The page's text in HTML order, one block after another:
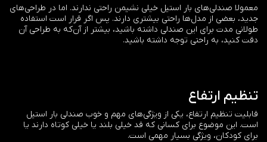
معمولا صندلی‌های بار استیل خیلی نشیمن راحتی ندارند. اما در طراحی‌های
جدید، بعضی از مدل‌ها راحتی بیشتری دارند. پس اگر قرار است استفاده
طولانی مدت برای این صندلی داشته باشید، بیشتر از آن‌که به طراحی آن
دقت کنید، به راحتی توجه داشته باشید.
تنظیم ارتفاع
قابلیت تنظیم ارتفاع، یکی از ویژگی‌های مهم و خوب صندلی‌ بار استیل
است. این موضوع برای کسانی که قد خیلی بلند یا خیلی کوتاه دارند یا
برای کودکان، ویژگی بسیار مهمی است.